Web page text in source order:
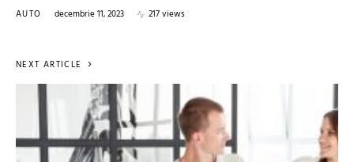
AUTO decembrie 11, 2023 217 views
NEXT ARTICLE